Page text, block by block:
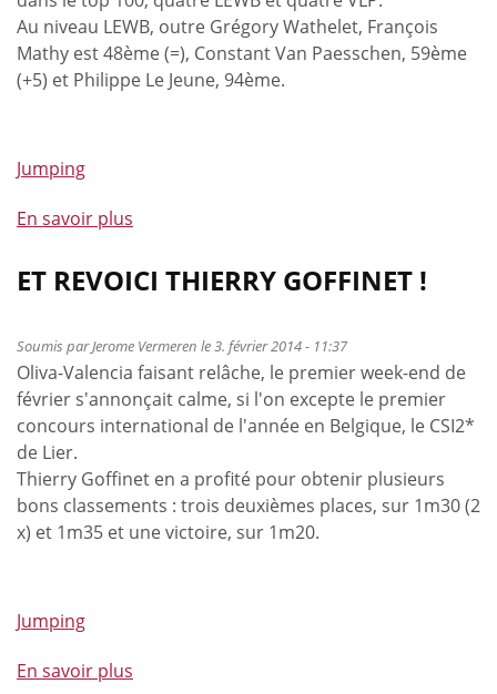
Au niveau LEWB, outre Grégory Wathelet, François
Mathy est 48ème (=), Constant Van Paesschen, 59ème
(+5) et Philippe Le Jeune, 94ème.
Jumping
En savoir plus
de
Grégory
proche
du
top
20
!
ET REVOICI THIERRY GOFFINET !
Soumis parJerome Vermeren le 3. février 2014 - 11:37
Oliva-Valencia faisant relâche, le premier week-end de
février s'annonçait calme, si l'on excepte le premier
concours international de l'année en Belgique, le CSI2*
de Lier.
Thierry Goffinet en a profité pour obtenir plusieurs
bons classements : trois deuxièmes places, sur 1m30 (2
x) et 1m35 et une victoire, sur 1m20.
Jumping
En savoir plus